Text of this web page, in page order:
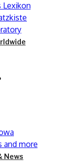
Lexikon
and more
News